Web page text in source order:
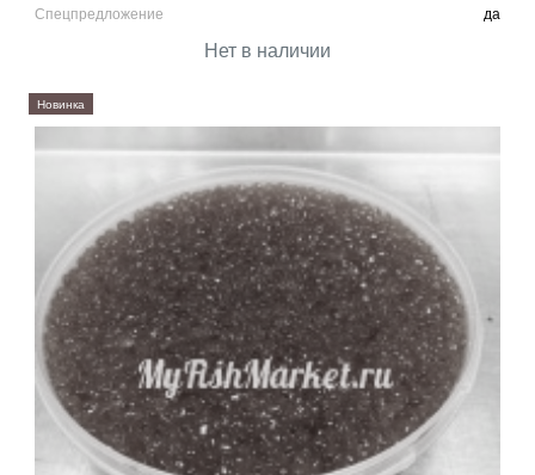
Спецпредложение
да
Нет в наличии
Новинка